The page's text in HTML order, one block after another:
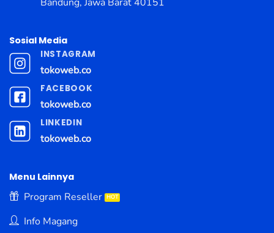
Sosial Media
INSTAGRAM
tokoweb.co
FACEBOOK
tokoweb.co
LINKEDIN
tokoweb.co
Menu Lainnya
Program Reseller
Info Magang